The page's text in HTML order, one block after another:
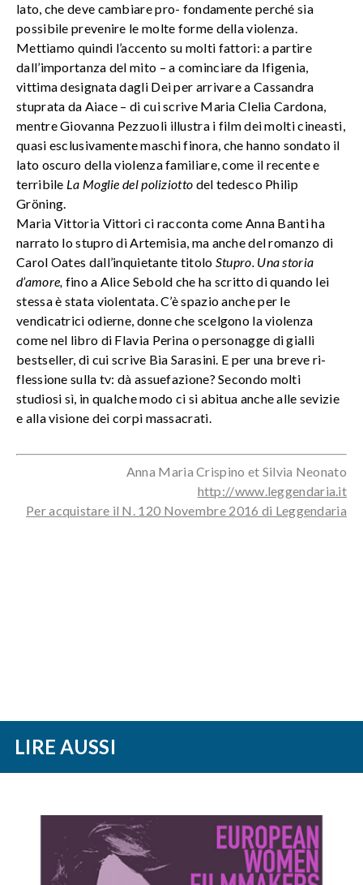
lato, che deve cambiare pro- fondamente perché sia
possibile prevenire le molte forme della violenza.
Mettiamo quindi l’accento su molti fattori: a partire
dall’importanza del mito – a cominciare da Ifigenia,
vittima designata dagli Dei per arrivare a Cassandra
stuprata da Aiace – di cui scrive Maria Clelia Cardona,
mentre Giovanna Pezzuoli illustra i film dei molti cineasti,
quasi esclusivamente maschi finora, che hanno sondato il
lato oscuro della violenza familiare, come il recente e
terribile La Moglie del poliziotto del tedesco Philip
Gröning.
Maria Vittoria Vittori ci racconta come Anna Banti ha
narrato lo stupro di Artemisia, ma anche del romanzo di
Carol Oates dall’inquietante titolo Stupro. Una storia
d’amore, fino a Alice Sebold che ha scritto di quando lei
stessa è stata violentata. C’è spazio anche per le
vendicatrici odierne, donne che scelgono la violenza
come nel libro di Flavia Perina o personagge di gialli
bestseller, di cui scrive Bia Sarasini. E per una breve ri-
flessione sulla tv: dà assuefazione? Secondo molti
studiosi sì, in qualche modo ci si abitua anche alle sevizie
e alla visione dei corpi massacrati.
Anna Maria Crispino et Silvia Neonato
http://www.leggendaria.it
Per acquistare il N. 120 Novembre 2016 di Leggendaria
LIRE AUSSI